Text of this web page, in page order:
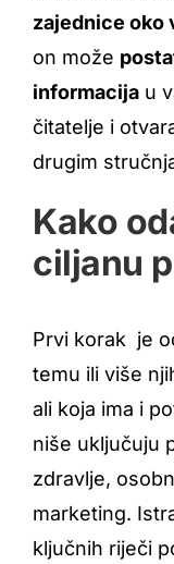
zajednice oko
on može
informacija u
čitatelje i
drugim
Kako
ciljanu
Prvi korak je
temu ili više
ali koja ima i
niše uključuju
zdravlje,
marketing.
ključnih riječi